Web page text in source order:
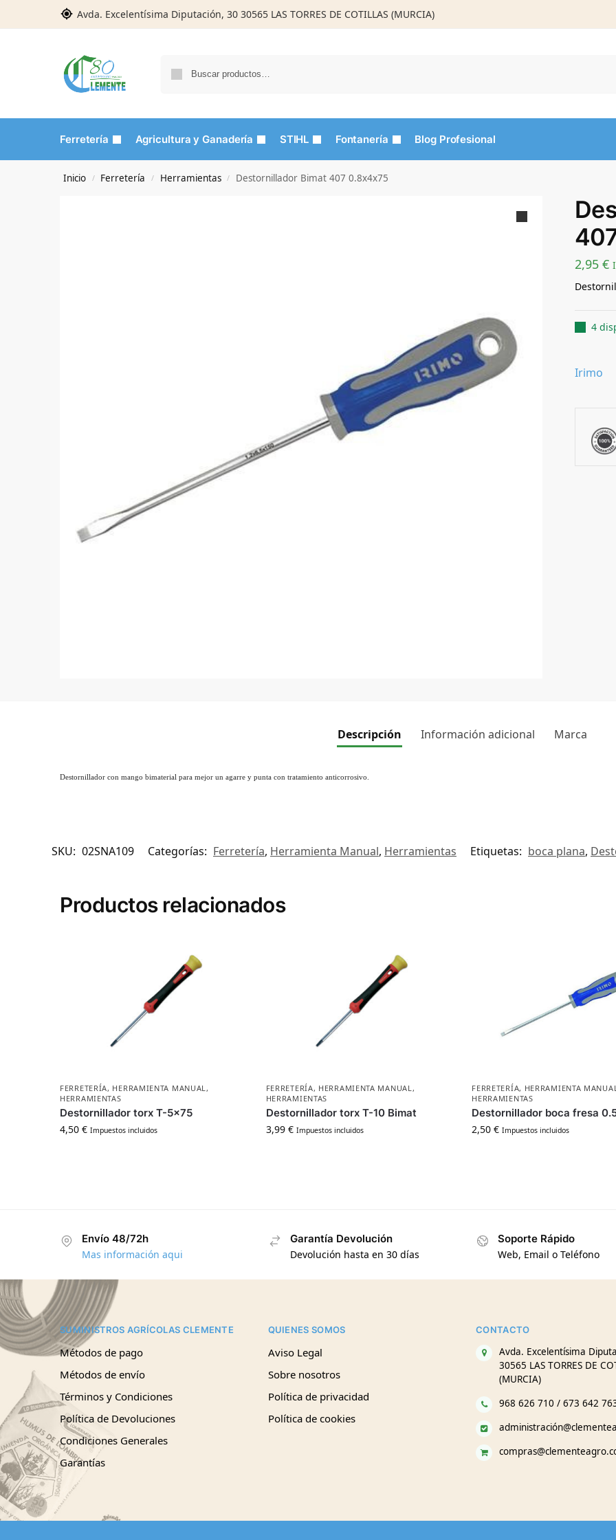
Avda. Excelentísima Diputación, 30 30565 LAS TORRES DE COTILLAS (MURCIA)
Ferretería Agricultura y Ganadería STIHL Fontanería Blog Profesional
Inicio / Ferretería / Herramientas / Destornillador Bimat 407 0.8x4x75
2,95 €
4
Irimo
Descripción Información adicional Marca
Destornillador con mango bimaterial para mejor un agarre y punta con tratamiento anticorrosivo.
SKU: 02SNA109 Categorías: Ferretería, Herramienta Manual, Herramientas Etiquetas: boca plana,
Productos relacionados
FERRETERÍA, HERRAMIENTA MANUAL,
HERRAMIENTAS
Destornillador torx T-5×75
4,50€ Impuestos incluidos
FERRETERÍA, HERRAMIENTA MANUAL,
HERRAMIENTAS
Destornillador torx T-10 Bimat
3,99 € Impuestos incluidos
FERRETERÍA, HERRAMIENTA
HERRAMIENTAS
Destornillador boca fresa
2,50€ Impuestos incluidos
Envío 48/72h
Mas información aqui
Garantía Devolución
Devolución hasta en 30 días
Soporte Rápido
Web, Email o Teléfono
SUMINISTROS AGRÍCOLAS CLEMENTE
Métodos de pago
Métodos de envío
Términos y Condiciones
Política de Devoluciones
Condiciones Generales
Garantías
QUIENES SOMOS
Aviso Legal
Sobre nosotros
Política de privacidad
Política de cookies
CONTACTO
Avda. Excelentísima
30565 LAS TORRES DE
(MURCIA)
968 626 710 / 673 642